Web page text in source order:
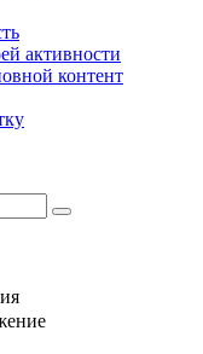
активности
контент